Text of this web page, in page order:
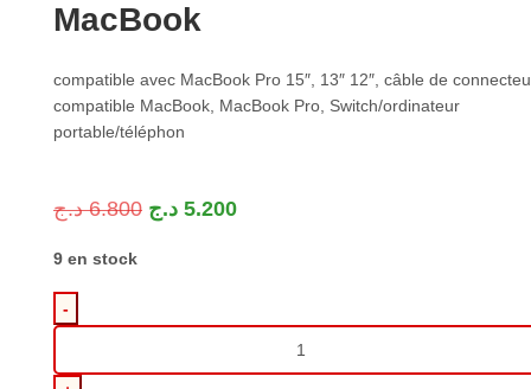
MacBook
compatible avec MacBook Pro 15″, 13″ 12″, câble de
compatible MacBook, MacBook Pro, Switch/ordinateur
portable/téléphon
6.800 د.ج 5.200 د.ج
9 en stock